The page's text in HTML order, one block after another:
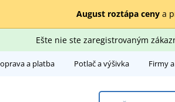
August roztápa cenya
Ešte nie ste zaregistrovaným
a platba Potlač a výšivka Firmy